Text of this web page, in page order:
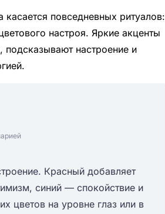
касается повседневных ритуалов:
настроя. Яркие акценты
подсказывают настроение и
Красный добавляет
синий — спокойствие и
цветов на уровне глаз или в